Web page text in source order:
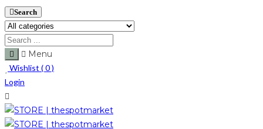
Search
Menu
Wishlist (0)
Login